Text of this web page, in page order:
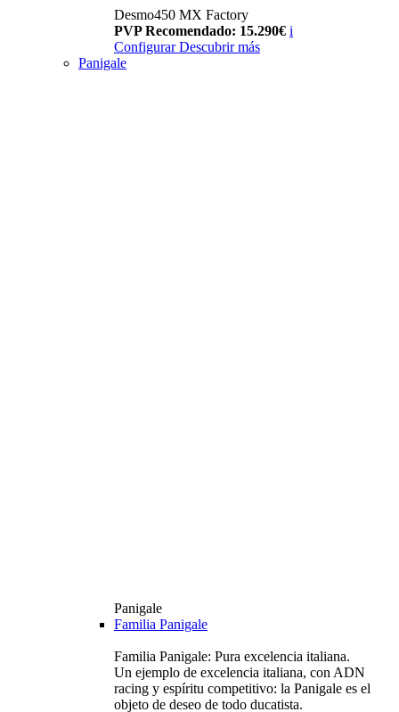
Desmo450 MX Factory
PVP Recomendado: 15.290€ i
Configurar Descubrir más
Panigale
Panigale
Familia Panigale
Familia Panigale: Pura excelencia italiana.
Un ejemplo de excelencia italiana, con ADN
racing y espíritu competitivo: la Panigale es el
objeto de deseo de todo ducatista.